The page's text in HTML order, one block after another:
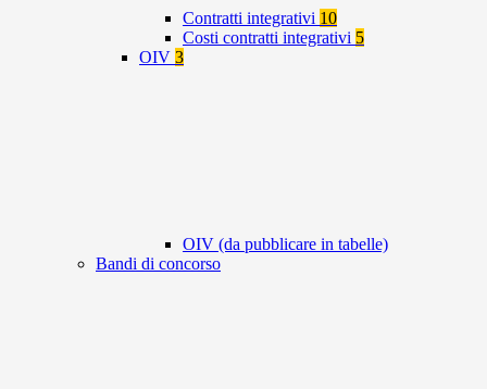
Contratti integrativi 10
Costi contratti integrativi 5
OIV 3
OIV (da pubblicare in tabelle)
Bandi di concorso